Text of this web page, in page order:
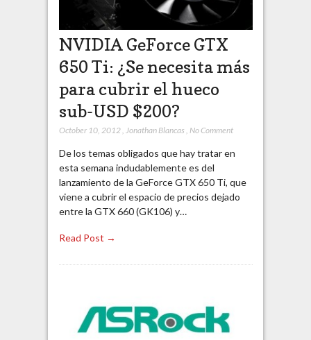
NVIDIA GeForce GTX
650 Ti: ¿Se necesita más
para cubrir el hueco
sub-USD $200?
October 10, 2012, Jonathan Blancas No Comment
De los temas obligados que hay tratar en
esta semana indudablemente es del
lanzamiento de la GeForce GTX 650 Ti, que
viene a cubrir el espacio de precios dejado
entre la GTX 660 (GK106) y…
Read Post →